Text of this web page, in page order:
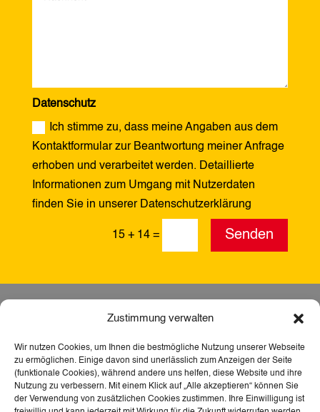
Zustimmung verwalten
Wir nutzen Cookies, um Ihnen die bestmögliche Nutzung unserer Webseite
zu ermöglichen. Einige davon sind unerlässlich zum Anzeigen der Seite
(funktionale Cookies), während andere uns helfen, diese Website und ihre
Nutzung zu verbessern. Mit einem Klick auf „Alle akzeptieren“ können Sie
der Verwendung von zusätzlichen Cookies zustimmen. Ihre Einwilligung ist
Datenschutz
Ich stimme zu, dass meine Angaben aus dem
Kontaktformular zur Beantwortung meiner Anfrage
erhoben und verarbeitet werden. Detaillierte
Informationen zum Umgang mit Nutzerdaten
finden Sie in unserer Datenschutzerklärung
15 + 14 = Senden